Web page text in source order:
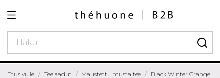
Etusivulle Teelaadut Maustettu musta tee Black Winter Orange